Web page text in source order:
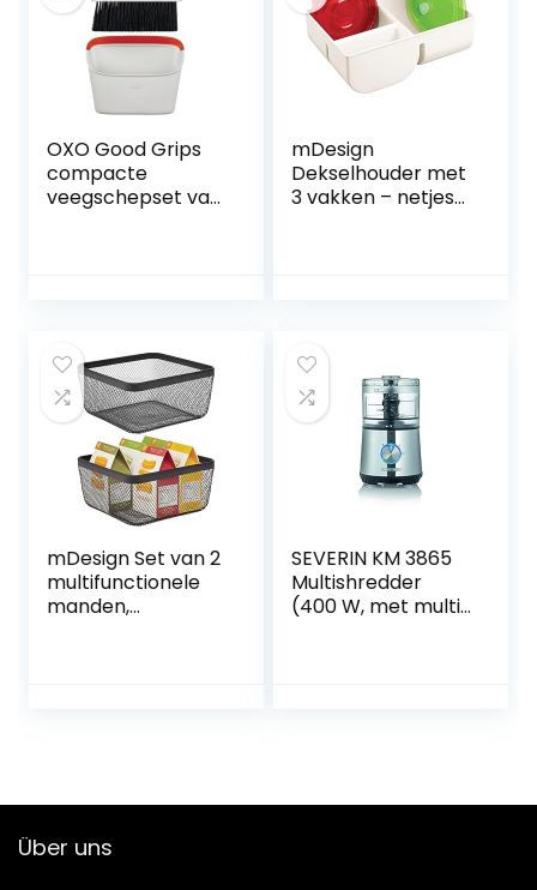
OXO Good Grips
compacte
veegschepset van
mDesign
Dekselhouder met
3 vakken – netjes
vershouddozen –
crèmekleurig
mDesign Set van 2
multifunctionele
manden,
zwart
SEVERIN KM 3865
Multishredder
(400 W, met multi-
Über uns